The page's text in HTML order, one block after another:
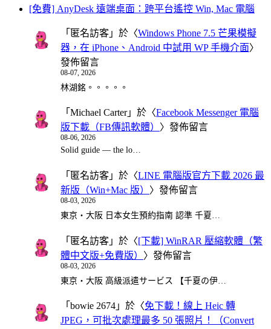
[免費] AnyDesk 遠端桌面：跨平台遙控 Win, Mac 電腦
「 匿名訪客 」於〈Windows Phone 7.5 芒果模擬
器，在 iPhone、Android 中試用 WP 手機介面〉
發佈留言
08-07, 2026
林湖銘。。。。。
「 Michael Carter」於〈Facebook Messenger 電腦
版下載（FB傳訊軟體） 〉發佈留言
08-06, 2026
Solid guide — the lo…
「 匿名訪客 」於〈LINE 電腦版官方下載 2026 最
新版（Win+Mac 版） 〉發佈留言
08-03, 2026
東京・大阪 日本女生預約指南 認準 千夏…
「 匿名訪客 」於〈[下載] WinRAR 壓縮軟體（繁
體中文版+免費版） 〉發佈留言
08-03, 2026
東京・大阪 高級派遣サービス 【千夏の伊…
「 bowie 2674 」於〈免下載！線上 Heic 轉
JPEG，可批次處理最多 50 張照片！（Convert